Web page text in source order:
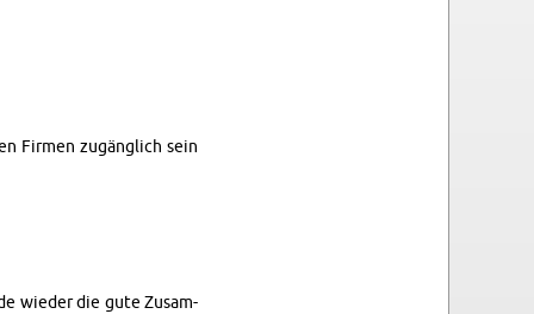
Fir­men zu­gäng­lich sein
wie­der die gute Zu­sam­